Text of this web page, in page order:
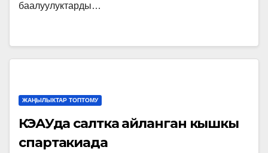
баалуулуктарды…
ЖАҢЫЛЫКТАР ТОПТОМУ
КӨЭАУда салтка айланган кышкы
спартакиада